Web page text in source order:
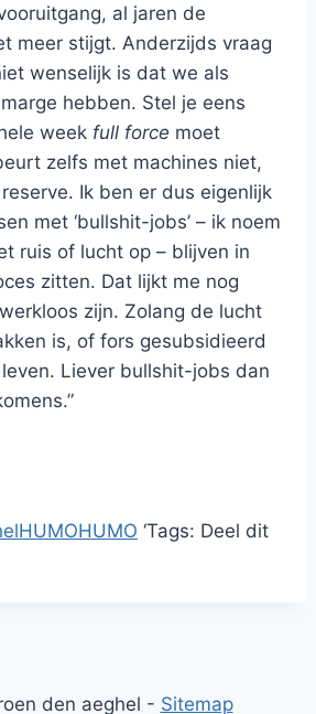
al jaren de
meer stijgt. Anderzijds vraag
wenselijk is dat we als
hebben. Stel je eens
week full force moet
zelfs met machines niet,
Ik ben er dus eigenlijk
met ‘bullshit-jobs’ – ik noem
ruis of lucht op – blijven in
zitten. Dat lijkt me nog
zijn. Zolang de lucht
is, of fors gesubsidieerd
Liever bullshit-jobs dan
HUMOHUMO ‘Tags: Deel dit
den aeghel - Sitemap